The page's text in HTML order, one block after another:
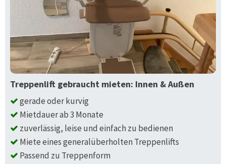
Treppenlift gebraucht mieten: Innen & Außen
gerade oder kurvig
Mietdauer ab 3 Monate
zuverlässig, leise und einfach zu bedienen
Miete eines generalüberholten Treppenlifts
Passend zu Treppenform